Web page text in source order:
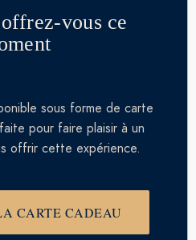
vous ce
sous forme de carte
pour faire plaisir à un
offrir cette expérience.
CARTE CADEAU